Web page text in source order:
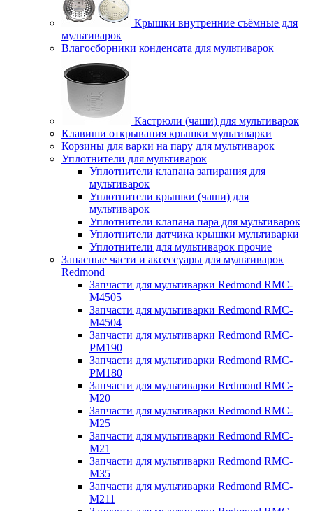
Крышки внутренние съёмные для
мультиварок
Влагосборники конденсата для мультиварок
Кастрюли (чаши) для мультиварок
Клавиши открывания крышки мультиварки
Корзины для варки на пару для мультиварок
Уплотнители для мультиварок
Уплотнители клапана запирания для
мультиварок
Уплотнители крышки (чаши) для
мультиварок
Уплотнители клапана пара для мультиварок
Уплотнители датчика крышки мультиварки
Уплотнители для мультиварок прочие
Запасные части и аксессуары для мультиварок
Redmond
Запчасти для мультиварки Redmond RMC-
M4505
Запчасти для мультиварки Redmond RMC-
M4504
Запчасти для мультиварки Redmond RMC-
PM190
Запчасти для мультиварки Redmond RMC-
PM180
Запчасти для мультиварки Redmond RMC-
M20
Запчасти для мультиварки Redmond RMC-
M25
Запчасти для мультиварки Redmond RMC-
M21
Запчасти для мультиварки Redmond RMC-
M35
Запчасти для мультиварки Redmond RMC-
M211